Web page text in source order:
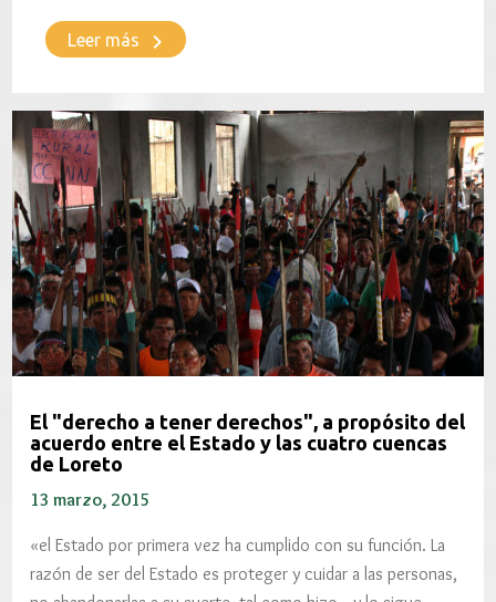
Leer más keyboard_arrow_right
El "derecho a tener derechos", a propósito del
acuerdo entre el Estado y las cuatro cuencas
de Loreto
13 marzo, 2015
«el Estado por primera vez ha cumplido con su función. La
razón de ser del Estado es proteger y cuidar a las personas,